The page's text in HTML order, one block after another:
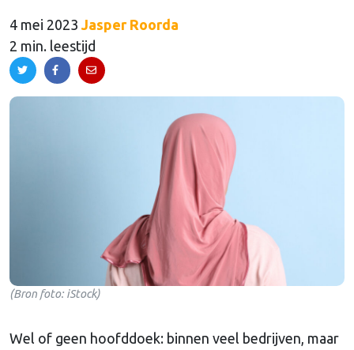
4 mei 2023 Jasper Roorda
2 min. leestijd
(Bron foto: iStock)
Wel of geen hoofddoek: binnen veel bedrijven, maar